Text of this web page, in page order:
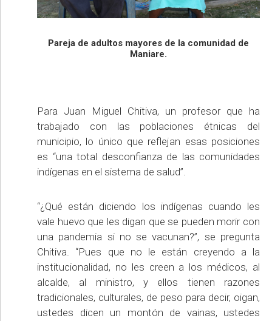
Pareja de adultos mayores de la comunidad de
Maniare.
Para Juan Miguel Chitiva, un profesor que ha
trabajado con las poblaciones étnicas del
municipio, lo único que reflejan esas posiciones
es “una total desconfianza de las comunidades
indígenas en el sistema de salud”.
“¿Qué están diciendo los indígenas cuando les
vale huevo que les digan que se pueden morir con
una pandemia si no se vacunan?”, se pregunta
Chitiva. “Pues que no le están creyendo a la
institucionalidad, no les creen a los médicos, al
alcalde, al ministro, y ellos tienen razones
tradicionales, culturales, de peso para decir, oigan,
ustedes dicen un montón de vainas, ustedes